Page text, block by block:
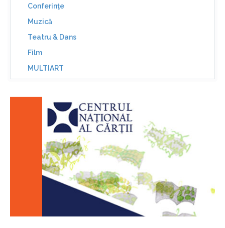
Conferinţe
Muzică
Teatru & Dans
Film
MULTIART